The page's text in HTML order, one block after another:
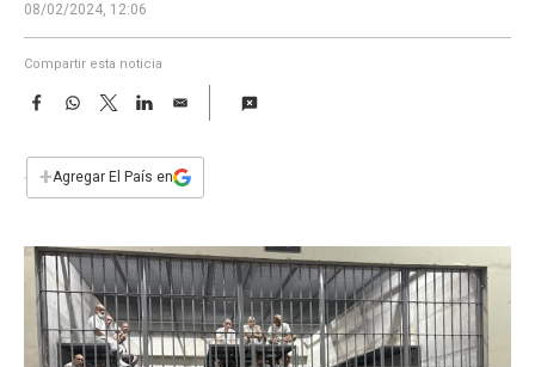
08/02/2024, 12:06
Compartir esta noticia
F
e
b
k
W
s
p
T
w
t
L
n
E
i
l
+Agregar El País en